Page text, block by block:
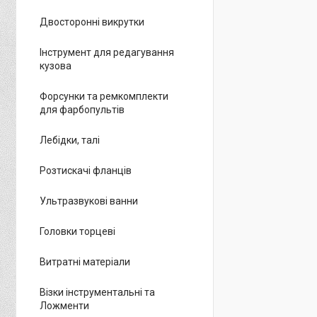
Двосторонні викрутки
Інструмент для редагування
кузова
Форсунки та ремкомплекти
для фарбопультів
Лебідки, талі
Розтискачі фланців
Ультразвукові ванни
Головки торцеві
Витратні матеріали
Візки інструментальні та
Ложменти